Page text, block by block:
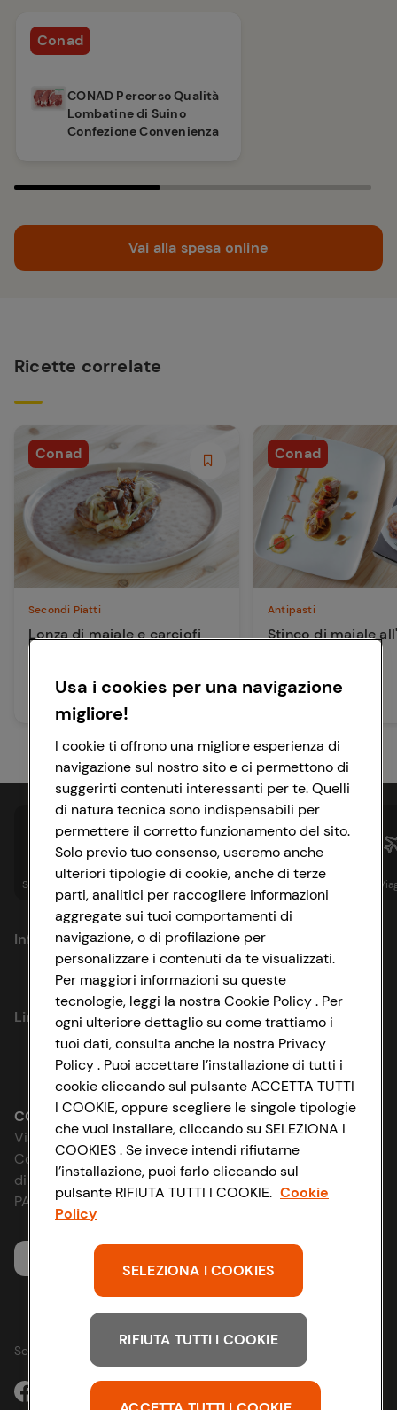
Conad
CONAD Percorso Qualità
Lombatine di Suino
Confezione Convenienza
Vai alla spesa online
Ricette correlate
Conad
Secondi Piatti
Lonza di maiale e carciofi
20 min Facile
Conad
Antipasti
Stinco di maiale
40 min Media
Spesa online Assicurazioni Sapori&
Informazioni
Privacy Policy
Cookie Policy
Impostazioni Cookie
Accessibilità
D&I e Parità di Genere
Strategia Fiscale
Link utili
Lavora con noi
Le cooperative
News & Approfondimenti
Richiami prodotto
Whistleblowing
CONAD SOCIETÀ COOPERATIVA
Via Michelino, 59 | 40127 BOLOGNA
Codice Fiscale e Registro Imprese
di Bologna 00865960157
PARTITA IVA 03320960374
Seguici sui Social:
Usa i cookies per una navigazione
migliore!
I cookie ti offrono una migliore esperienza di
navigazione sul nostro sito e ci permettono di
suggerirti contenuti interessanti per te. Quelli
di natura tecnica sono indispensabili per
permettere il corretto funzionamento del sito.
Solo previo tuo consenso, useremo anche
ulteriori tipologie di cookie, anche di terze
parti, analitici per raccogliere informazioni
aggregate sui tuoi comportamenti di
navigazione, o di profilazione per
personalizzare i contenuti da te visualizzati.
Per maggiori informazioni su queste
tecnologie, leggi la nostra Cookie Policy . Per
ogni ulteriore dettaglio su come trattiamo i
tuoi dati, consulta anche la nostra Privacy
Policy . Puoi accettare l’installazione di tutti i
cookie cliccando sul pulsante ACCETTA TUTTI
I COOKIE, oppure scegliere le singole tipologie
che vuoi installare, cliccando su SELEZIONA I
COOKIES . Se invece intendi rifiutarne
l’installazione, puoi farlo cliccando sul
pulsante RIFIUTA TUTTI I COOKIE. Cookie
Policy
SELEZIONA I COOKIES
RIFIUTA TUTTI I COOKIE